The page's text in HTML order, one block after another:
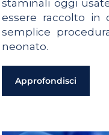
staminali oggi
essere raccolto in
semplice
neonato.
Approfondisci